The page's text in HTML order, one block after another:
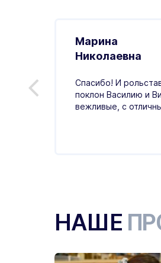
Марина
Николаевна
Спасибо! И
поклон Василию и
вежливые, с
НАШЕ